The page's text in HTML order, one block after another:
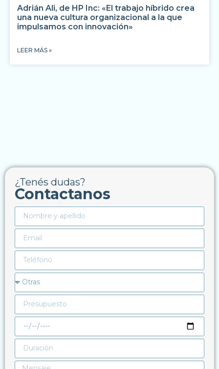
Adrián Ali, de HP Inc: «El trabajo híbrido crea
una nueva cultura organizacional a la que
impulsamos con innovación»
LEER MÁS »
¿Tenés dudas?
Contactanos